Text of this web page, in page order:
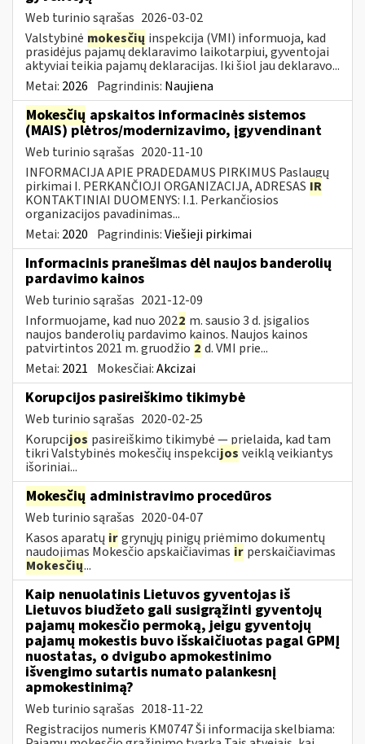
Web turinio sąrašas 2026-03-02
Valstybinė mokesčių inspekcija (VMI) informuoja, kad
prasidėjus pajamų deklaravimo laikotarpiui, gyventojai
aktyviai teikia pajamų deklaracijas. Iki šiol jau deklaravo...
Metai: 2026 Pagrindinis: Naujiena
Mokesčių apskaitos informacinės sistemos
(MAIS) plėtros/modernizavimo, įgyvendinant
Web turinio sąrašas 2020-11-10
INFORMACIJA APIE PRADEDAMUS PIRKIMUS Paslaugų
pirkimai I. PERKANČIOJI ORGANIZACIJA, ADRESAS IR
KONTAKTINIAI DUOMENYS: I.1. Perkančiosios
organizacijos pavadinimas...
Metai: 2020 Pagrindinis:Viešieji pirkimai
Informacinis pranešimas dėl naujos banderolių
pardavimo kainos
Web turinio sąrašas 2021-12-09
Informuojame, kad nuo 2022 m. sausio 3 d. įsigalios
naujos banderolių pardavimo kainos. Naujos kainos
patvirtintos 2021 m. gruodžio 2 d. VMI prie...
Metai: 2021 Mokesčiai:Akcizai
Korupcijos pasireiškimo tikimybė
Web turinio sąrašas 2020-02-25
Korupcijos pasireiškimo tikimybė — prielaida, kad tam
tikri Valstybinės mokesčių inspekcijos veiklą veikiantys
išoriniai...
Mokesčių administravimo procedūros
Web turinio sąrašas 2020-04-07
Kasos aparatų irgrynųjų pinigų priėmimo dokumentų
naudojimas Mokesčio apskaičiavimas ir perskaičiavimas
Mokesčių...
Kaip nenuolatinis Lietuvos gyventojas iš
Lietuvos biudžeto gali susigrąžinti gyventojų
pajamų mokesčio permoką, jeigu gyventojų
pajamų mokestis buvo išskaičiuotas pagal GPMĮ
nuostatas, o dvigubo apmokestinimo
išvengimo sutartis numato palankesnį
apmokestinimą?
Web turinio sąrašas 2018-11-22
Registracijos numeris KM0747 Ši informacija skelbiama: